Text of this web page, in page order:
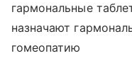
гармональные
назначают
гомеопатию